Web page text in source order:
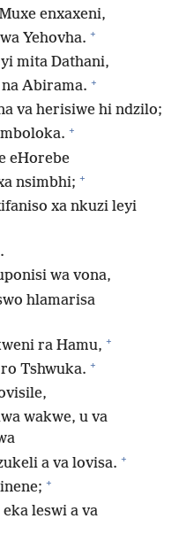
enxaxeni,
Yehovha. +
mita Dathani,
Abirama. +
va herisiwe hi ndzilo;
+
eHorebe
nsimbhi; +
xa nkuzi leyi
wa vona,
hlamarisa
ra Hamu, +
Tshwuka. +
wakwe, u va
a va lovisa. +
+
leswi a va